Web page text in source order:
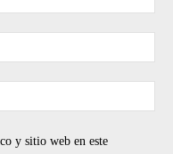
y sitio web en este